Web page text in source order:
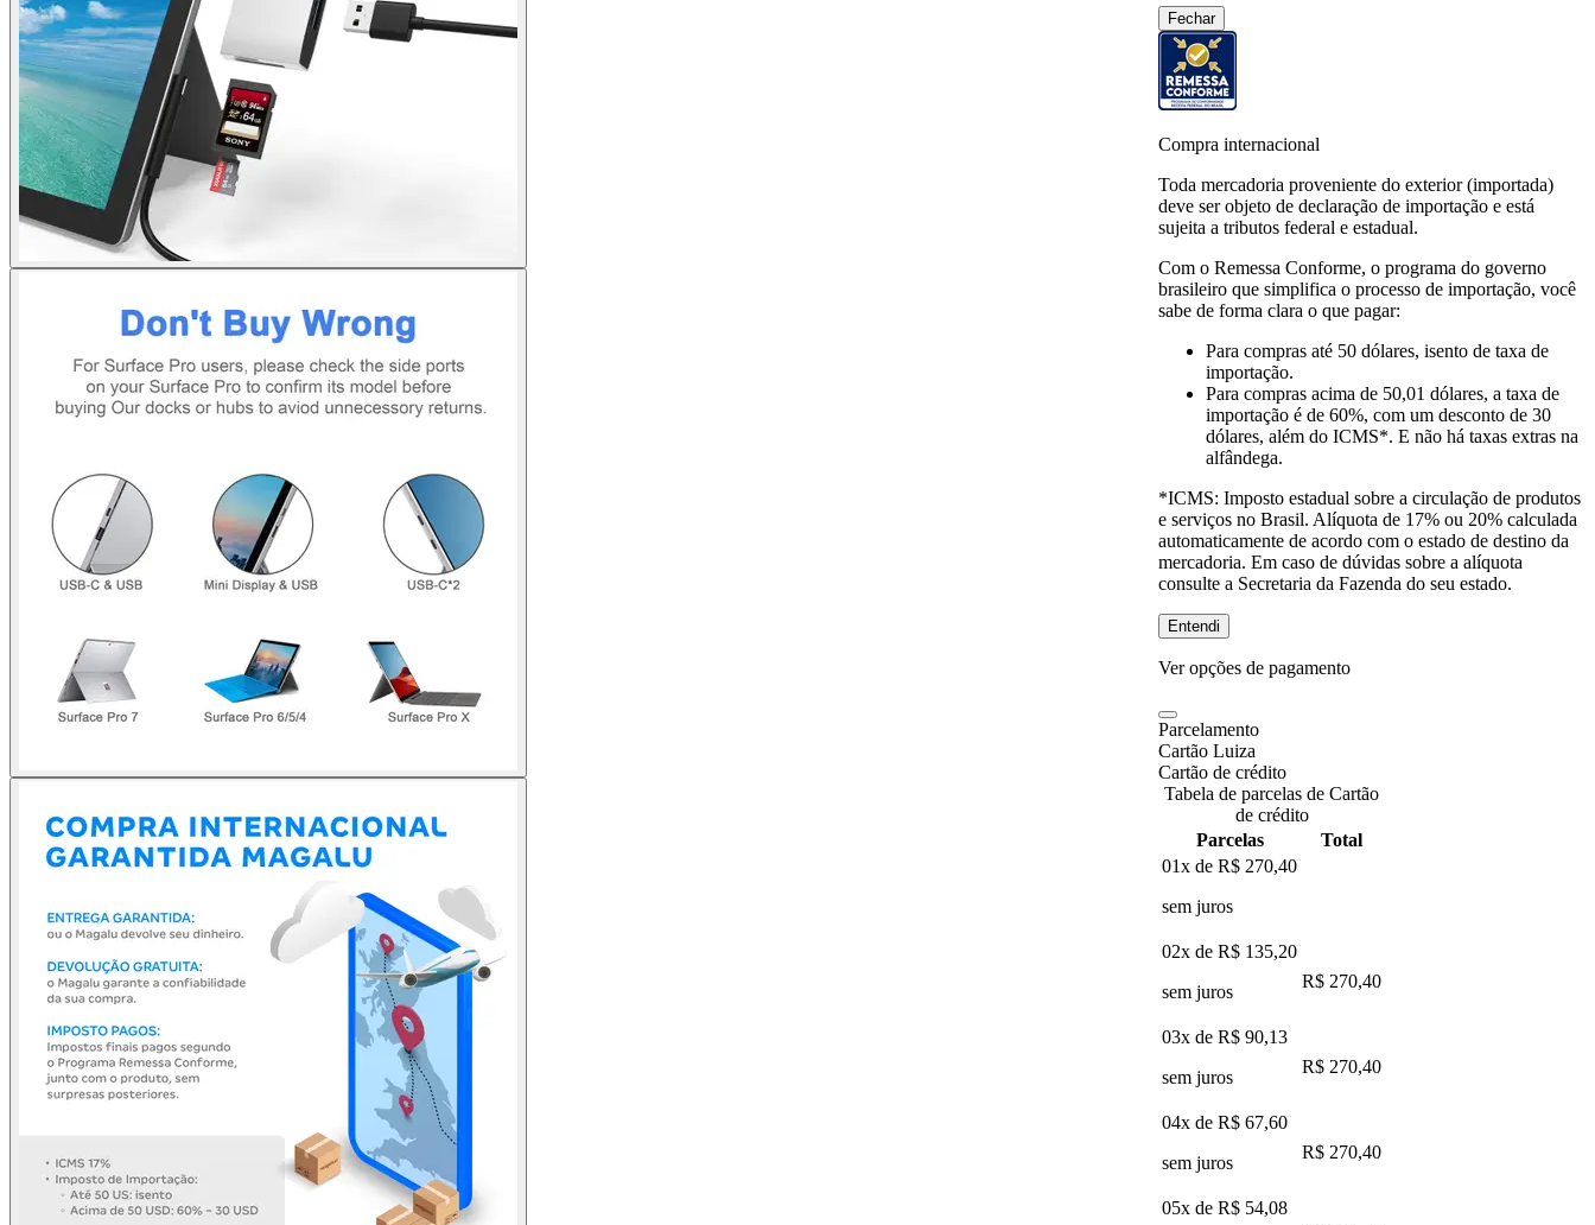
Fechar
Compra internacional
Toda mercadoria proveniente do exterior (importada)
deve ser objeto de declaração de importação e está
sujeita a tributos federal e estadual.
Com o Remessa Conforme, o programa do governo
brasileiro que simplifica o processo de importação, você
sabe de forma clara o que pagar:
Para compras até 50 dólares, isento de taxa de
importação.
Para compras acima de 50,01 dólares, a taxa de
importação é de 60%, com um desconto de 30
dólares, além do ICMS*. E não há taxas extras na
alfândega.
*ICMS: Imposto estadual sobre a circulação de produtos
e serviços no Brasil. Alíquota de 17% ou 20% calculada
automaticamente de acordo com o estado de destino da
mercadoria. Em caso de dúvidas sobre a alíquota
consulte a Secretaria da Fazenda do seu estado.
Entendi
Ver opções de pagamento
Parcelamento
Cartão Luiza
Cartão de crédito
Tabela de parcelas de Cartão
de crédito
Parcelas
Total
01x de R$ 270,40
sem juros
02x de R$ 135,20
sem juros
R$ 270,40
03x de R$ 90,13
sem juros
R$ 270,40
04x de R$ 67,60
sem juros
R$ 270,40
05x de R$ 54,08